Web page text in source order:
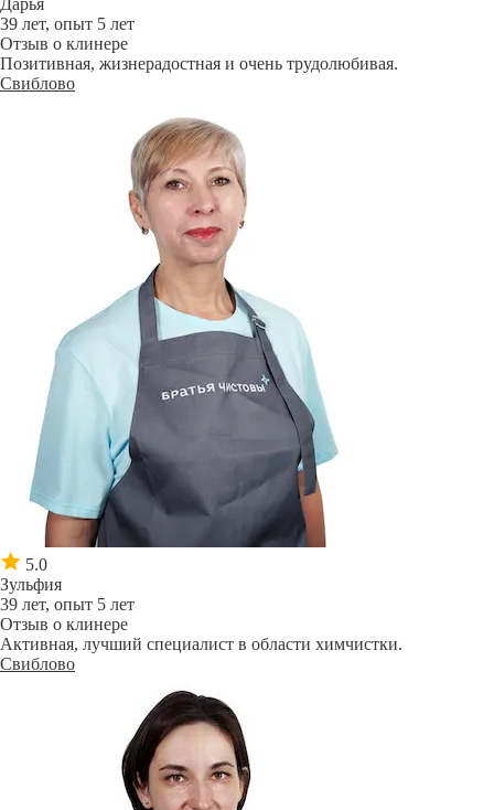
Дарья
39 лет, опыт 5 лет
Отзыв о клинере
Позитивная, жизнерадостная и очень трудолюбивая.
Свиблово
5.0
Зульфия
39 лет, опыт 5 лет
Отзыв о клинере
Активная, лучший специалист в области химчистки.
Свиблово